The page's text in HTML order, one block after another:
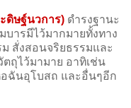
ดิษฐ์นวการ) ดำรงฐานะ
บารมีไว้มากมายทั้งทาง
สั่งสอนจริยธรรมและ
ถุไว้มามาย อาทิเช่น
ฉันอุโบสถ และอื่นๆอีก